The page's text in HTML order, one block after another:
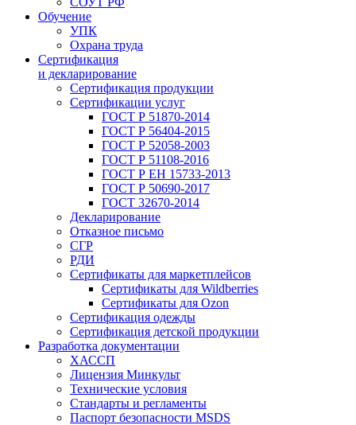
Обучение
УПК
Охрана труда
Сертификация
и декларирование
Сертификация продукции
Сертификации услуг
ГОСТ Р 51870-2014
ГОСТ Р 56404-2015
ГОСТ Р 52058-2003
ГОСТ Р 51108-2016
ГОСТ Р ЕН 15733-2013
ГОСТ Р 50690-2017
ГОСТ 32670-2014
Декларирование
Отказное письмо
СГР
РДИ
Сертификаты для маркетплейсов
Сертификаты для Wildberries
Сертификаты для Ozon
Сертификация одежды
Сертификация детской продукции
Разработка документации
ХАССП
Лицензия Минкульт
Технические условия
Стандарты и регламенты
Паспорт безопасности MSDS